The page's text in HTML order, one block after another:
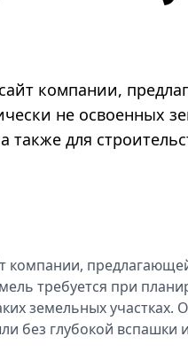
компании,
не освоенных
для
компании,
требуется при
земельных
без глубокой вспашки